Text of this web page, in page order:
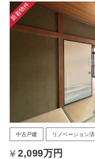
新着物件
中古戸建 リノベーション済
2,099万円